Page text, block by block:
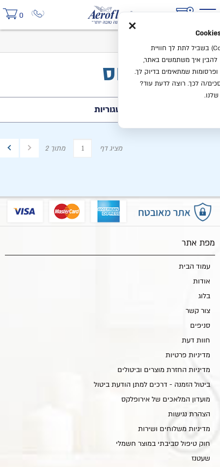
0
מרמור האוס
קטגוריות
מציג דף מתוך 2
מפת אתר
עמוד הבית
אודות
בלוג
צור קשר
סניפים
חוות דעת
מדיניות פרטיות
מדיניות החזרת מוצרים וביטולים
ביטול הזמנה - דרכים למתן הודעת ביטול
מועדון המלאכים של אירופלקס
הצהרת נגישות
מדיניות משלוחים ושירות
חוק טיפול סביבתי במוצר חשמלי
שעטנז
×
אנחנו משתמשים בעוגיות (Cookies) בשביל לתת לך חוויית
להבין איך משתמשים באתר,
שמתאימים בדיוק לך.
ה לכך. רוצה לדעת עוד?